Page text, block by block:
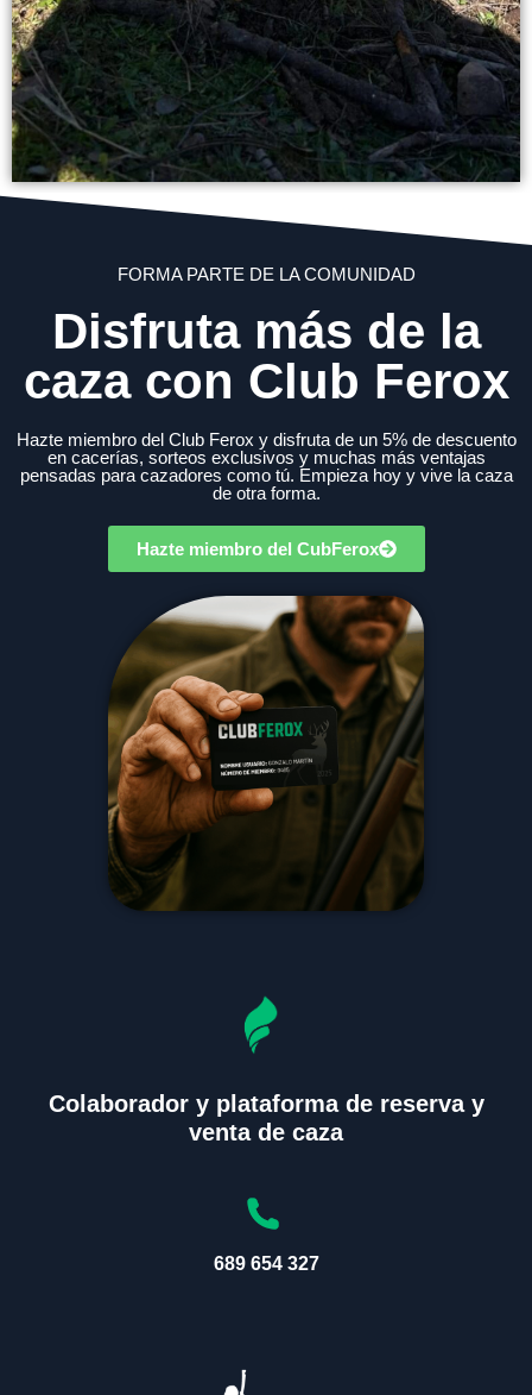
FORMA PARTE DE LA COMUNIDAD
Disfruta más de la
caza con Club Ferox
Hazte miembro del Club Ferox y disfruta de un 5% de descuento
en cacerías, sorteos exclusivos y muchas más ventajas
pensadas para cazadores como tú. Empieza hoy y vive la caza
de otra forma.
Hazte miembro del CubFerox
Colaborador y plataforma de reserva y
venta de caza
689 654 327